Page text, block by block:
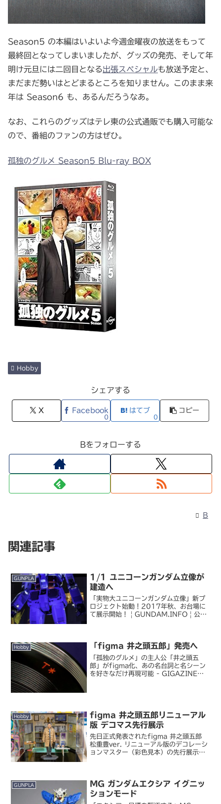
Season5 の本編はいよいよ今週金曜夜の放送をもって
最終回となってしまいましたが、グッズの発売、そして年
明け元旦には二回目となる出張スペシャルも放送予定と、
まだまだ勢いはとどまるところを知りません。このまま来
年は Season6 も、あるんだろうなあ。
なお、これらのグッズはテレ東の公式通販でも購入可能な
ので、番組のファンの方はぜひ。
孤独のグルメ Season5 Blu-ray BOX
Hobby
シェアする
X Facebook
0
はてブ
0
コピー
Bをフォローする
B
関連記事
GUNPLA
1/1 ユニコーンガンダム立像が
建造へ
「実物大ユニコーンガンダム立像」新プ
ロジェクト始動！2017年秋、お台場に
て展示開始！ | GUNDAM.INFO | 公式
した...
Hobby 「figma 井之頭五郎」発売へ
「孤独のグルメ」の主人公「井之頭五
郎」がfigma化、あの名台詞と名シーン
を好きなだけ再現可能 - GIGAZINE日
Hobby
figma 井之頭五郎リニューアル
版 デコマス先行展示
先日正式発表されたfigma 井之頭五郎
松重豊ver. リニューアル版のデコレーシ
ョンマスター（彩色見本）の先行展示が
GUNPLA
MG ガンダムエクシア イグニッ
ションモード